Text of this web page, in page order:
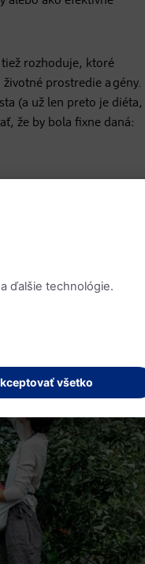
rozhoduje, ktoré
prostredie a gény.
(a už len preto je diéta,
že by bola fixne daná: